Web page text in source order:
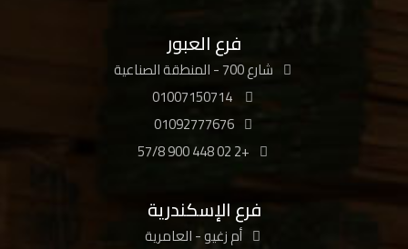
فرع العبور
شارع 700 - المنطقة الصناعية
01092777676
+2 02 448 900 57/8
فرع الإسكندرية
أم زغيو - العامرية